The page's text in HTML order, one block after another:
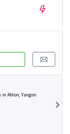
Ahlon, Yangon